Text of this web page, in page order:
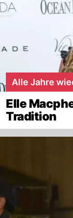
Alle Jahre
Elle
Tradition